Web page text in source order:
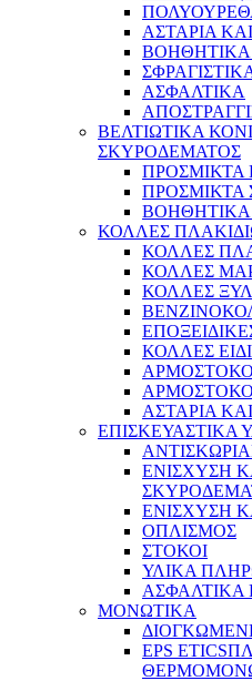
ΑΣΤΑΡΙΑ
BΟΗΘΗΤΙΚΑ
ΑΣΦΑΛΤΙΚΑ
ΒΕΛΤΙΩΤΙΚΑ
ΣΚΥΡΟΔΕΜΑΤΟΣ
ΠΡΟΣΜΙΚΤΑ
ΒΟΗΘΗΤΙΚΑ
ΚΟΛΛΕΣ
ΚΟΛΛΕΣ
ΚΟΛΛΕΣ
ΚΟΛΛΕΣ
ΚΟΛΛΕΣ
ΑΣΤΑΡΙΑ
ΕΠΙΣΚΕΥΑΣΤΙΚΑ
ΕΝΙΣΧΥΣΗ
ΕΝΙΣΧΥΣΗ
ΟΠΛΙΣΜΟΣ
ΣΤΟΚΟΙ
ΥΛΙΚΑ
ΑΣΦΑΛΤΙΚΑ
ΜΟΝΩΤΙΚΑ
EPS